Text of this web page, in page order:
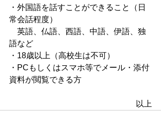
・外国語を話すことができること（日
常会話程度）
語など
・18歳以上（高校生は不可）
・PCもしくはスマホ等でメール・添付
資料が閲覧できる方
以上